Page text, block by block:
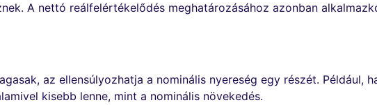
A nettó reálfelértékelődés meghatározásához azonban
az ellensúlyozhatja a nominális nyereség egy részét. Például,
kisebb lenne, mint a nominális növekedés.